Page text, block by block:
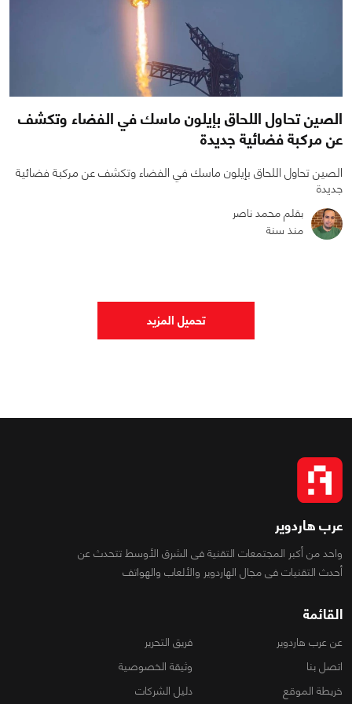
الصين تحاول اللحاق بإيلون ماسك في الفضاء وتكشف
عن مركبة فضائية جديدة
الصين تحاول اللحاق بإيلون ماسك في الفضاء وتكشف عن مركبة فضائية
جديدة
بقلم محمد ناصر
منذ سنة
تحميل المزيد
عرب هاردوير
واحد من أكبر المجتمعات التقنية فى الشرق الأوسط تتحدث عن
أحدث التقنيات فى مجال الهاردوير والألعاب والهواتف
القائمة
عن عرب هاردوير
فريق التحرير
اتصل بنا
وثيقة الخصوصية
خريطة الموقع
دليل الشركات